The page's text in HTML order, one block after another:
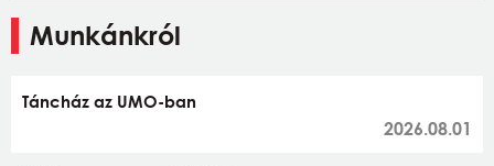
Munkánkról
Táncház az UMO-ban
2026.08.01